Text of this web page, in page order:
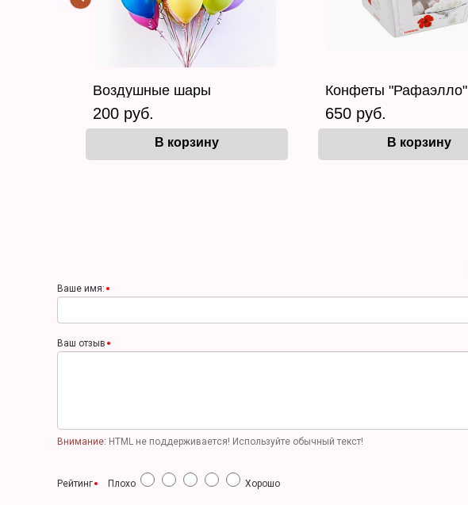
Воздушные шары
200 руб.
В корзину
Конфеты "Рафаэлло"
650 руб.
В корзину
Ваше имя:
Ваш отзыв
Внимание: HTML не поддерживается! Используйте обычный текст!
Рейтинг Плохо Хорошо